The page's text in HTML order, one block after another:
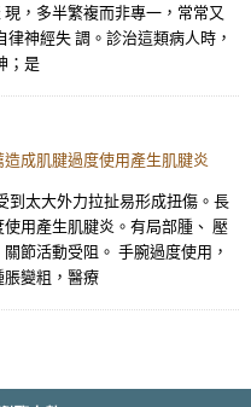
，多半繁複而非專一，常常又
神經失 調。診治這類病人時，
；是
成肌腱過度使用產生肌腱炎
到太大外力拉扯易形成扭傷。長
用產生肌腱炎。有局部腫、 壓
節活動受阻。 手腕過度使用，
變粗，醫療